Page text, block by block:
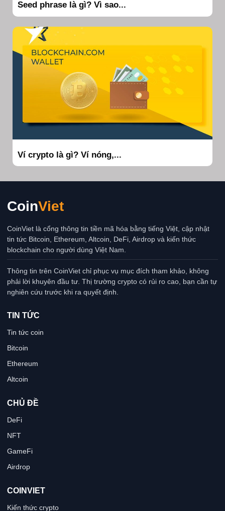
Seed phrase là gì? Vì sao...
Ví crypto là gì? Ví nóng,...
CoinViet
CoinViet là cổng thông tin tiền mã hóa bằng tiếng Việt, cập nhật
tin tức Bitcoin, Ethereum, Altcoin, DeFi, Airdrop và kiến thức
blockchain cho người dùng Việt Nam.
Thông tin trên CoinViet chỉ phục vụ mục đích tham khảo, không
phải lời khuyên đầu tư. Thị trường crypto có rủi ro cao, bạn cần tự
nghiên cứu trước khi ra quyết định.
TIN TỨC
Tin tức coin
Bitcoin
Ethereum
Altcoin
CHỦ ĐỀ
DeFi
NFT
GameFi
Airdrop
COINVIET
Kiến thức crypto